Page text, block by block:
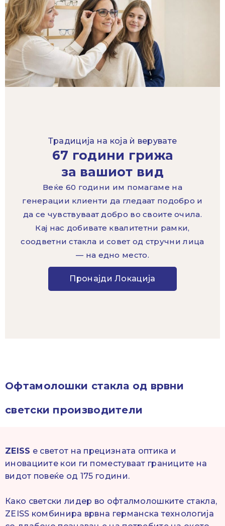
Традиција на која ѝ верувате
67 години грижа
за вашиот вид
Веќе 60 години им помагаме на
генерации клиенти да гледаат подобро и
да се чувствуваат добро во своите очила.
Кај нас добивате квалитетни рамки,
соодветни стакла и совет од стручни лица
— на едно место.
Пронајди Локација
Офтамолошки стакла од врвни
светски производители
ZEISS е светот на прецизната оптика и
иновациите кои ги поместуваат границите на
видот повеќе од 175 години.
Како светски лидер во офталмолошките стакла,
ZEISS комбинира врвна германска технологија